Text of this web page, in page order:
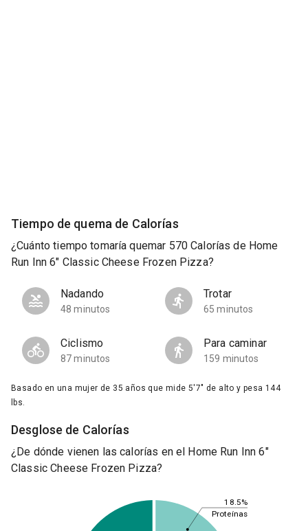
Tiempo de quema de Calorías
¿Cuánto tiempo tomaría quemar 570 Calorías de Home
Run Inn 6" Classic Cheese Frozen Pizza?
Nadando
48 minutos
Trotar
65 minutos
Ciclismo
87 minutos
Para caminar
159 minutos
Basado en una mujer de 35 años que mide 5'7" de alto y pesa 144
lbs.
Desglose de Calorías
¿De dónde vienen las calorías en el Home Run Inn 6"
Classic Cheese Frozen Pizza?
18.5%
Proteínas